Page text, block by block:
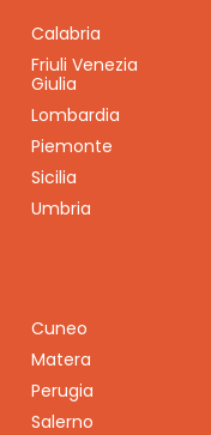
Calabria
Friuli Venezia
Giulia
Lombardia
Piemonte
Sicilia
Umbria
Cuneo
Matera
Perugia
Salerno